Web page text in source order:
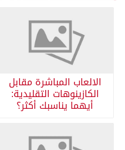
الالعاب المباشرة مقابل
الكازينوهات التقليدية:
أيهما يناسبك أكثر؟